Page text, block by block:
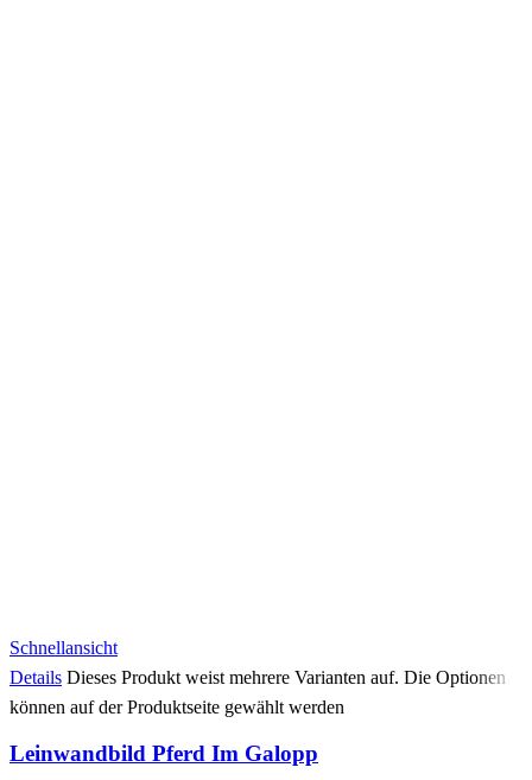
Schnellansicht
Details Dieses Produkt weist mehrere Varianten auf. Die Optionen
können auf der Produktseite gewählt werden
Leinwandbild Pferd Im Galopp